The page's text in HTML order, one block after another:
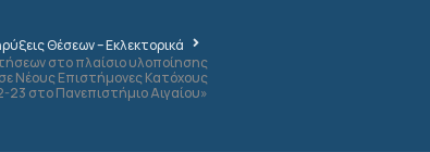
Θέσεων – Εκλεκτορικά
στο πλαίσιο υλοποίησης
Νέους Επιστήμονες Κατόχους
23 στο Πανεπιστήμιο Αιγαίου»